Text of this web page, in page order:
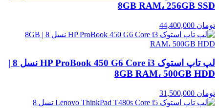
8GB RAM، 256GB SSD
تومان
لپ تاپ استوک HP ProBook 450 G6 Core i3 نسل 8 |
8GB RAM، 500GB HDD
تومان